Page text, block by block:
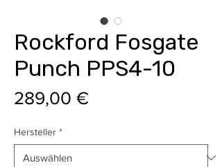
Rockford Fosgate
Punch PPS4-10
289,00 €Preis
Hersteller *